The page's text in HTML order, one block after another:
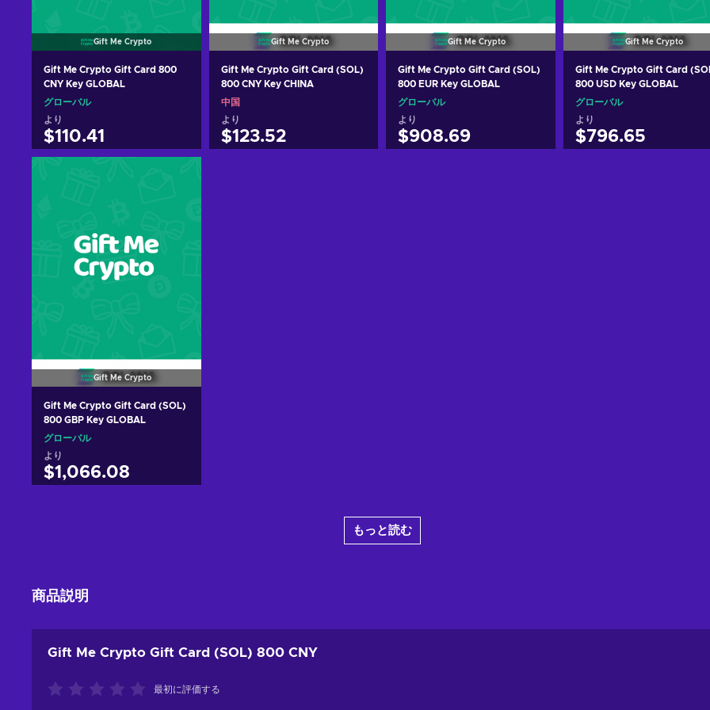
Gift Me Crypto
Gift Me Crypto Gift Card 800
CNY Key GLOBAL
グローバル
より
$110.41
Gift Me Crypto
Gift Me Crypto Gift Card (SOL)
800 CNY Key CHINA
中国
より
$123.52
Gift Me Crypto
Gift Me Crypto Gift Card (SOL)
800 EUR Key GLOBAL
グローバル
より
$908.69
Gift Me Crypto
Gift Me Crypto Gift Card
800 USD Key GLOBAL
グローバル
より
$796.65
Gift Me Crypto
Gift Me Crypto Gift Card (SOL)
800 GBP Key GLOBAL
グローバル
より
$1,066.08
もっと読む
商品説明
Gift Me Crypto Gift Card (SOL) 800 CNY
最初に評価する